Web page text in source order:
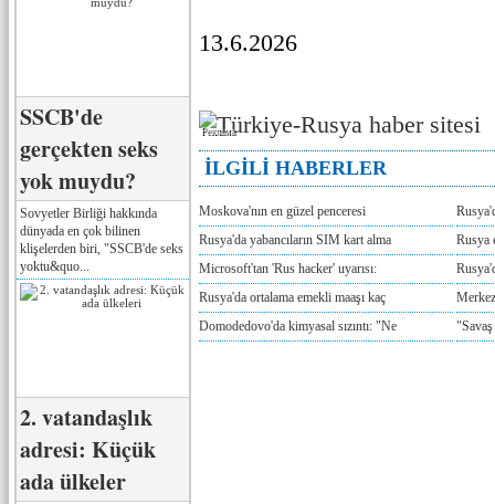
SSCB'de
gerçekten seks
yok muydu?
Sovyetler Birliği hakkında
dünyada en çok bilinen
klişelerden biri, "SSCB'de seks
yoktu&quo...
2. vatandaşlık
adresi: Küçük
ada ülkeler
13.6.2026
Реклама
İLGİLİ HABERLER
Moskova'nın en güzel penceresi
Rusya'da yabancıların SIM kart alma
Rusya
Microsoft'tan 'Rus hacker' uyarısı:
Rusya'da ortalama emekli maaşı kaç
Domodedovo'da kimyasal sızıntı: "Ne